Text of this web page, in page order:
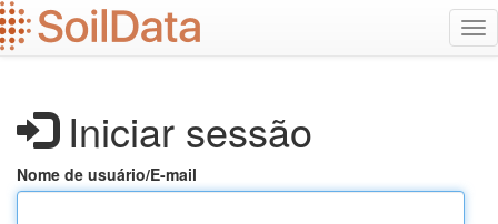
Ir
para
o
Iniciar sessão
Nome de usuário/E-mail